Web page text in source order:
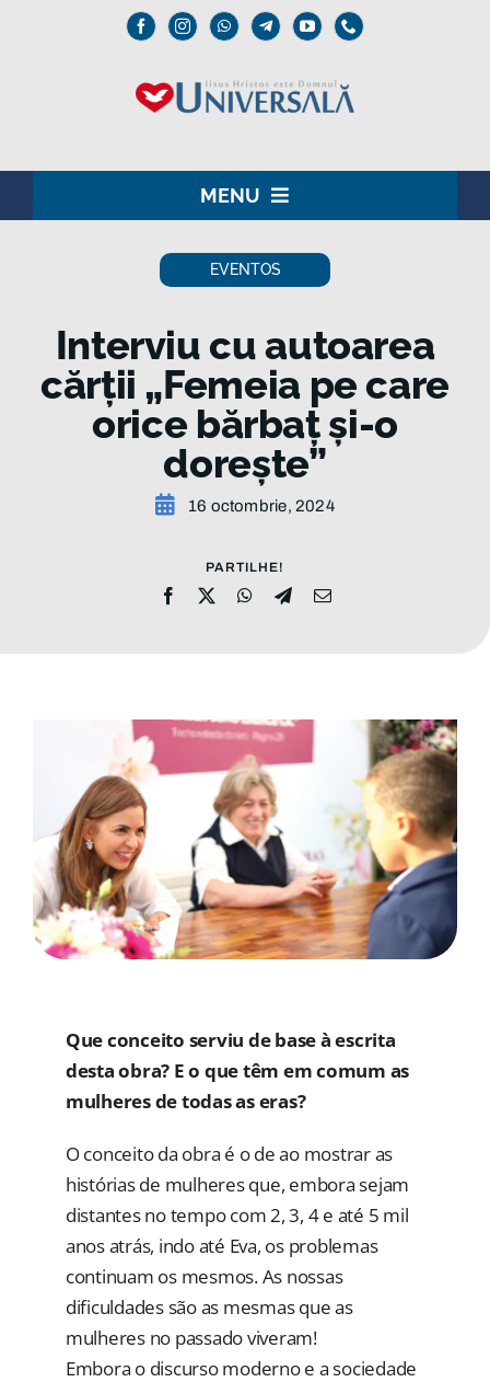
MENU
INSTITUȚIONAL
UNIVERSALĂ
EVENTOS
Interviu cu autoarea
cărții „Femeia pe care
orice bărbaț și-o
dorește”
16 octombrie, 2024
PARTILHE!
Que conceito serviu de base à escrita
desta obra? E o que têm em comum as
mulheres de todas as eras?
O conceito da obra é o de ao mostrar as
histórias de mulheres que, embora sejam
distantes no tempo com 2, 3, 4 e até 5 mil
anos atrás, indo até Eva, os problemas
continuam os mesmos. As nossas
dificuldades são as mesmas que as
mulheres no passado viveram!
Embora o discurso moderno e a sociedade